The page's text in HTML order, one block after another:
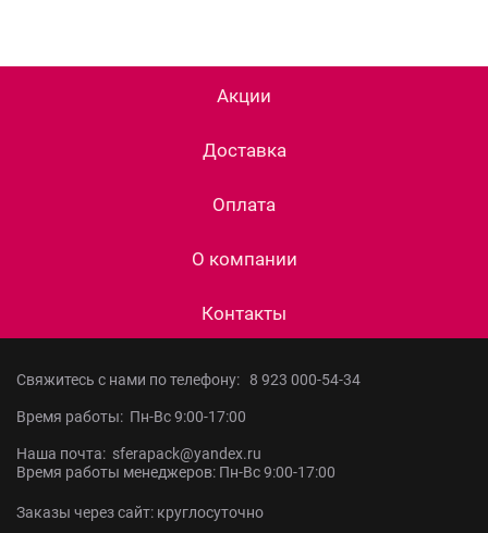
Акции
Доставка
Оплата
О компании
Контакты
Свяжитесь с нами по телефону: 8 923 000-54-34
Время работы: Пн-Вс 9:00-17:00
Наша почта: sferapack@yandex.ru
Время работы менеджеров: Пн-Вс 9:00-17:00
Заказы через сайт: круглосуточно